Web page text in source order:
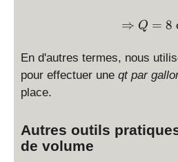
⇒ Q = 8
En d'autres termes, nous
pour effectuer une qt par
place.
Autres outils
de volume